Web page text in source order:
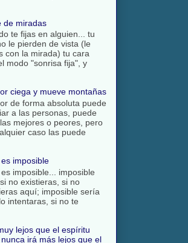
de miradas
te fijas en alguien... tu
le pierden de vista (le
con la mirada) tu cara
modo "sonrisa fija", y
ciega y mueve montañas
de forma absoluta puede
a las personas, puede
mejores o peores, pero
caso las puede
imposible
imposible... imposible
no existieras, si no
aquí; imposible sería
intentaras, si no te
lejos que el espíritu
irá más lejos que el